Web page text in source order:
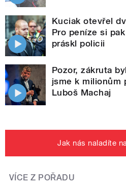
Kuciak otevřel
Pro peníze si
práskl policii
Pozor, zákruta
jsme k milionům
Luboš Machaj
Jak nás naladíte
VÍCE Z POŘADU